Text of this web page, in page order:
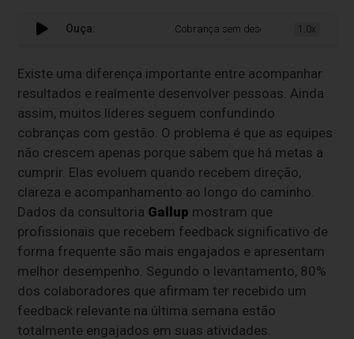
Ouça: Cobrança sem desenvolvimento não
1.0x
Existe uma diferença importante entre acompanhar
resultados e realmente desenvolver pessoas. Ainda
assim, muitos líderes seguem confundindo
cobranças com gestão. O problema é que as equipes
não crescem apenas porque sabem que há metas a
cumprir. Elas evoluem quando recebem direção,
clareza e acompanhamento ao longo do caminho.
Dados da consultoria Gallup mostram que
profissionais que recebem feedback significativo de
forma frequente são mais engajados e apresentam
melhor desempenho. Segundo o levantamento, 80%
dos colaboradores que afirmam ter recebido um
feedback relevante na última semana estão
totalmente engajados em suas atividades.